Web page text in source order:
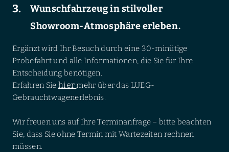
Wunschfahrzeug in stilvoller
Showroom-Atmosphäre erleben.
Ergänzt wird Ihr Besuch durch eine 30-minütige
Probefahrt und alle Informationen, die Sie für Ihre
Entscheidung benötigen.
Erfahren Sie hiermehr über das LUEG-
Gebrauchtwagenerlebnis.
Wir freuen uns auf Ihre Terminanfrage – bitte beachten
Sie, dass Sie ohne Termin mit Wartezeiten rechnen
müssen.